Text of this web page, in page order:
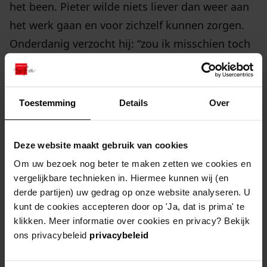
Toestemming Details Over
Deze website maakt gebruik van cookies
Om uw bezoek nog beter te maken zetten we cookies en
vergelijkbare technieken in. Hiermee kunnen wij (en
derde partijen) uw gedrag op onze website analyseren. U
kunt de cookies accepteren door op 'Ja, dat is prima' te
klikken. Meer informatie over cookies en privacy? Bekijk
ons privacybeleid privacybeleid
het been. Pieter wilde niets liever dan weer aan
het werk gaan en voor zichzelf kunnen zorgen.
Onderdanig verzocht hij: “zou ik misschien toch
nog wat geld kunnen krijgen om van te leven?”.
Daarop kwamen de diakenen met een voorstel.
Zij zouden hem 105 gulden geven. Hier kon hij
zijn schulden mee afbetalen en daarnaast kon
Echter stond hier wel iets tegenover. Pieter
mocht nooit meer om hulp vragen bij de
diaconie van Twisk. Hij mocht zelfs “nooit of te
nimmer” meer in Twisk komen! Dit klinkt nogal
harteloos tegenover een man die al zoveel had
meegemaakt. Maar, Pieter gaat hier dankbaar